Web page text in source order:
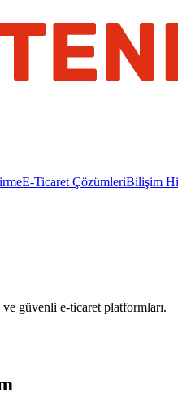
E-Ticaret ÇözümleriBilişim
ve güvenli e-ticaret platformları.